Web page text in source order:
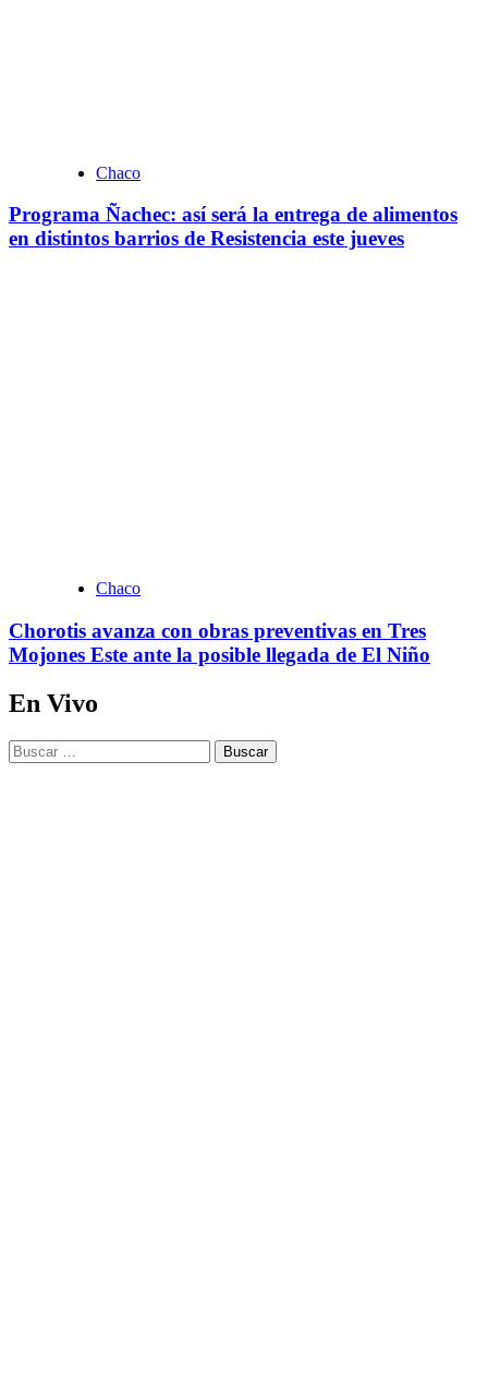
Chaco
Programa Ñachec: así será la entrega de alimentos
en distintos barrios de Resistencia este jueves
Chaco
Chorotis avanza con obras preventivas en Tres
Mojones Este ante la posible llegada de El Niño
En Vivo
Buscar: